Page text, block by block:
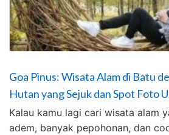
Goa Pinus: Wisata Alam di Batu
Hutan yang Sejuk dan Spot Foto
Kalau kamu lagi cari wisata alam
adem, banyak pepohonan, dan